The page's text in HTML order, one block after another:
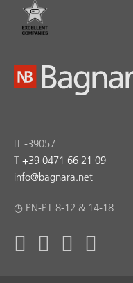
IT -39057
T +39 0471 66 21 09
info@bagnara.net
◷ PN-PT 8-12 & 14-18